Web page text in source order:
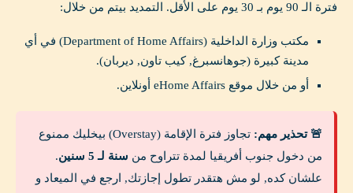
فترة الـ 90 يوم بـ 30 يوم على الأقل. التمديد بيتم من خلال:
مكتب وزارة الداخلية (Department of Home Affairs) في أي
مدينة كبيرة (جوهانسبرغ, كيب تاون, ديربان).
أو من خلال موقع eHome Affairs أونلاين.
🚨 تحذير مهم:
تجاوز فترة الإقامة (Overstay) بيخليك ممنوع
من دخول جنوب أفريقيا لمدة تتراوح من سنة لـ 5 سنين
.
علشان كده, لو مش هتقدر تطول إجازتك, ارجع في الميعاد و